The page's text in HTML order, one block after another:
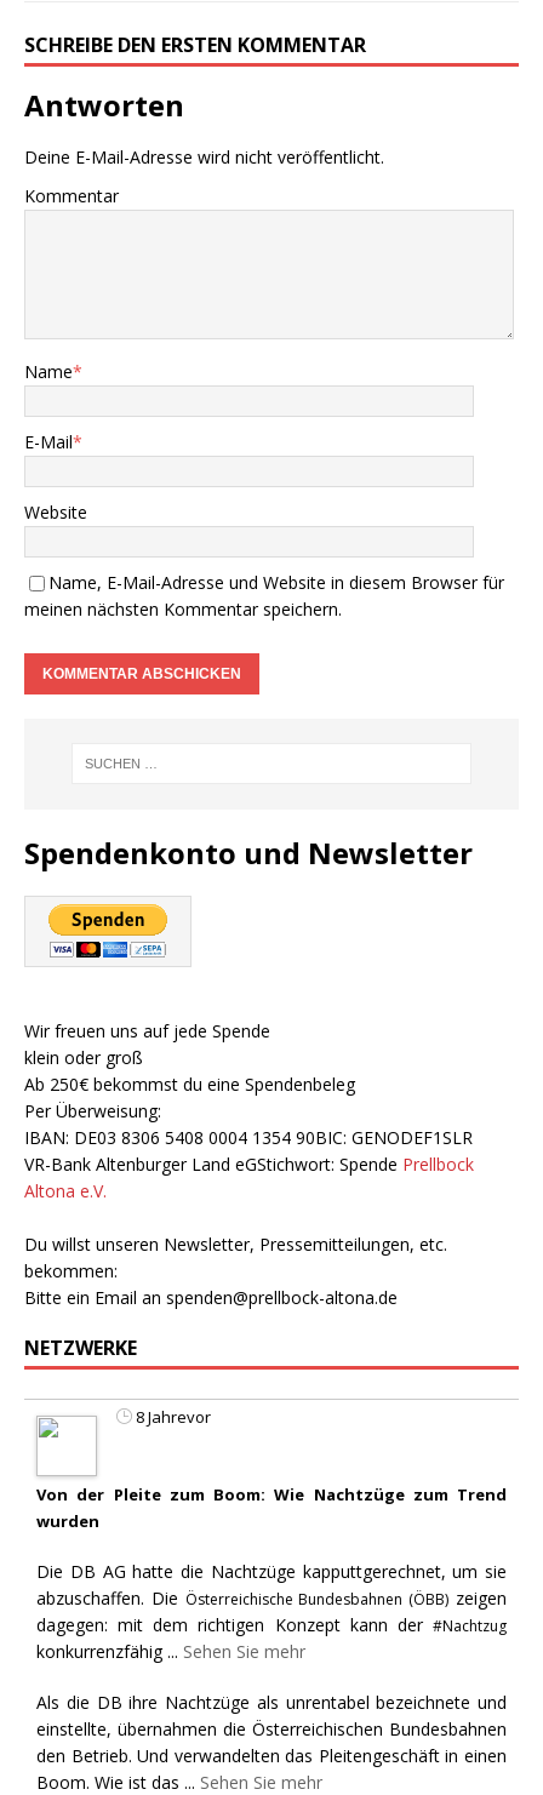
SCHREIBE DEN ERSTEN KOMMENTAR
Antworten
Deine E-Mail-Adresse wird nicht veröffentlicht.
Kommentar
Name*
E-Mail*
Website
Name, E-Mail-Adresse und Website in diesem Browser für
meinen nächsten Kommentar speichern.
Spendenkonto und Newsletter
Wir freuen uns auf jede Spende
klein oder groß
Ab 250€ bekommst du eine Spendenbeleg
Per Überweisung:
IBAN: DE03 8306 5408 0004 1354 90BIC: GENODEF1SLR
VR-Bank Altenburger Land eGStichwort: Spende Prellbock
Altona e.V.
Du willst unseren Newsletter, Pressemitteilungen, etc.
bekommen:
Bitte ein Email an spenden@prellbock-altona.de
NETZWERKE
8 Jahrevor
Von der Pleite zum Boom: Wie Nachtzüge zum Trend
wurden
Die DB AG hatte die Nachtzüge kapputtgerechnet, um sie
abzuschaffen. Die Österreichische Bundesbahnen (ÖBB) zeigen
dagegen: mit dem richtigen Konzept kann der #Nachtzug
konkurrenzfähig ... Sehen Sie mehr
Als die DB ihre Nachtzüge als unrentabel bezeichnete und
einstellte, übernahmen die Österreichischen Bundesbahnen
den Betrieb. Und verwandelten das Pleitengeschäft in einen
Boom. Wie ist das ... Sehen Sie mehr